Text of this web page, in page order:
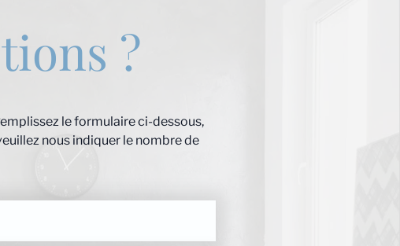
?
le formulaire ci-dessous,
nous indiquer le nombre de